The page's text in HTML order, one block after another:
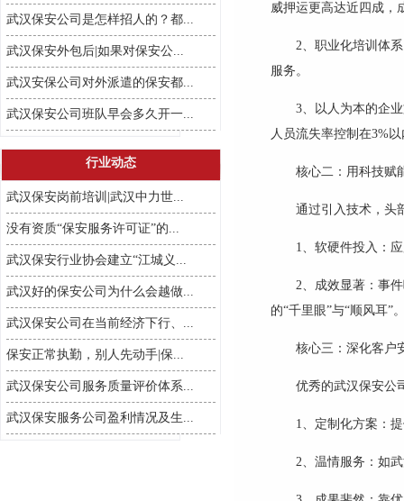
武汉保安公司是怎样招人的？都...
武汉保安外包后|如果对保安公...
武汉安保公司对外派遣的保安都...
武汉保安公司班队早会多久开一...
行业动态
武汉保安岗前培训|武汉中力世...
没有资质“保安服务许可证”的...
武汉保安行业协会建立“江城义...
武汉好的保安公司为什么会越做...
武汉保安公司在当前经济下行、...
保安正常执勤，别人先动手|保...
武汉保安公司服务质量评价体系...
武汉保安服务公司盈利情况及生...
威押运更高达近四成，
2、 职业化培训体
服务。
3、
以人为本的企
人员流失率控制在3%
核心二：用科技赋
通过引入技术，头
1、 软硬件投入：
2、 成效显著：事
的“千里眼”与“顺风耳”
核心三：深化客户
优秀的武汉保安公
1、 定制化方案：
2、 温情服务：如